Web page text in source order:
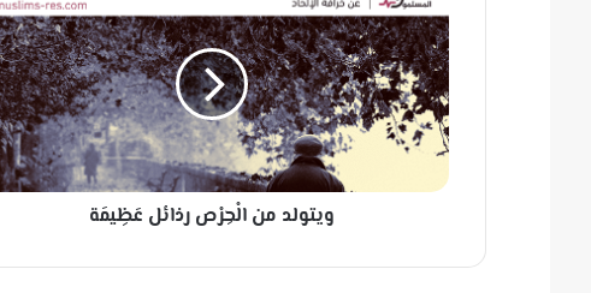
ي
ت
و
ل
د
م
ا
رْ
ويتولد من الْحِرْص رذائل عَظِيمَة